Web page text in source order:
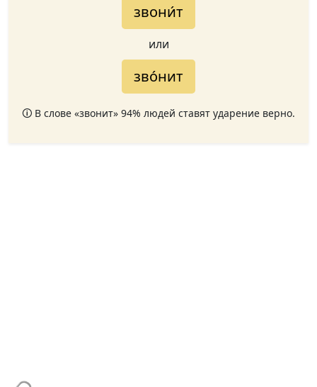
звони́т
или
зво́нит
🛈 В слове «звонит» 94% людей ставят ударение верно.